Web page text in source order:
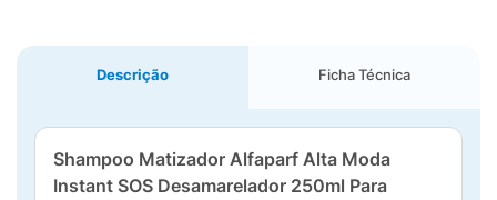
Descrição Ficha Técnica
Shampoo Matizador Alfaparf Alta Moda
Instant SOS Desamarelador 250ml Para